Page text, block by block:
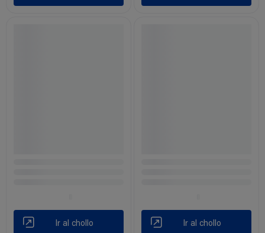
Ir al chollo Ir al chollo